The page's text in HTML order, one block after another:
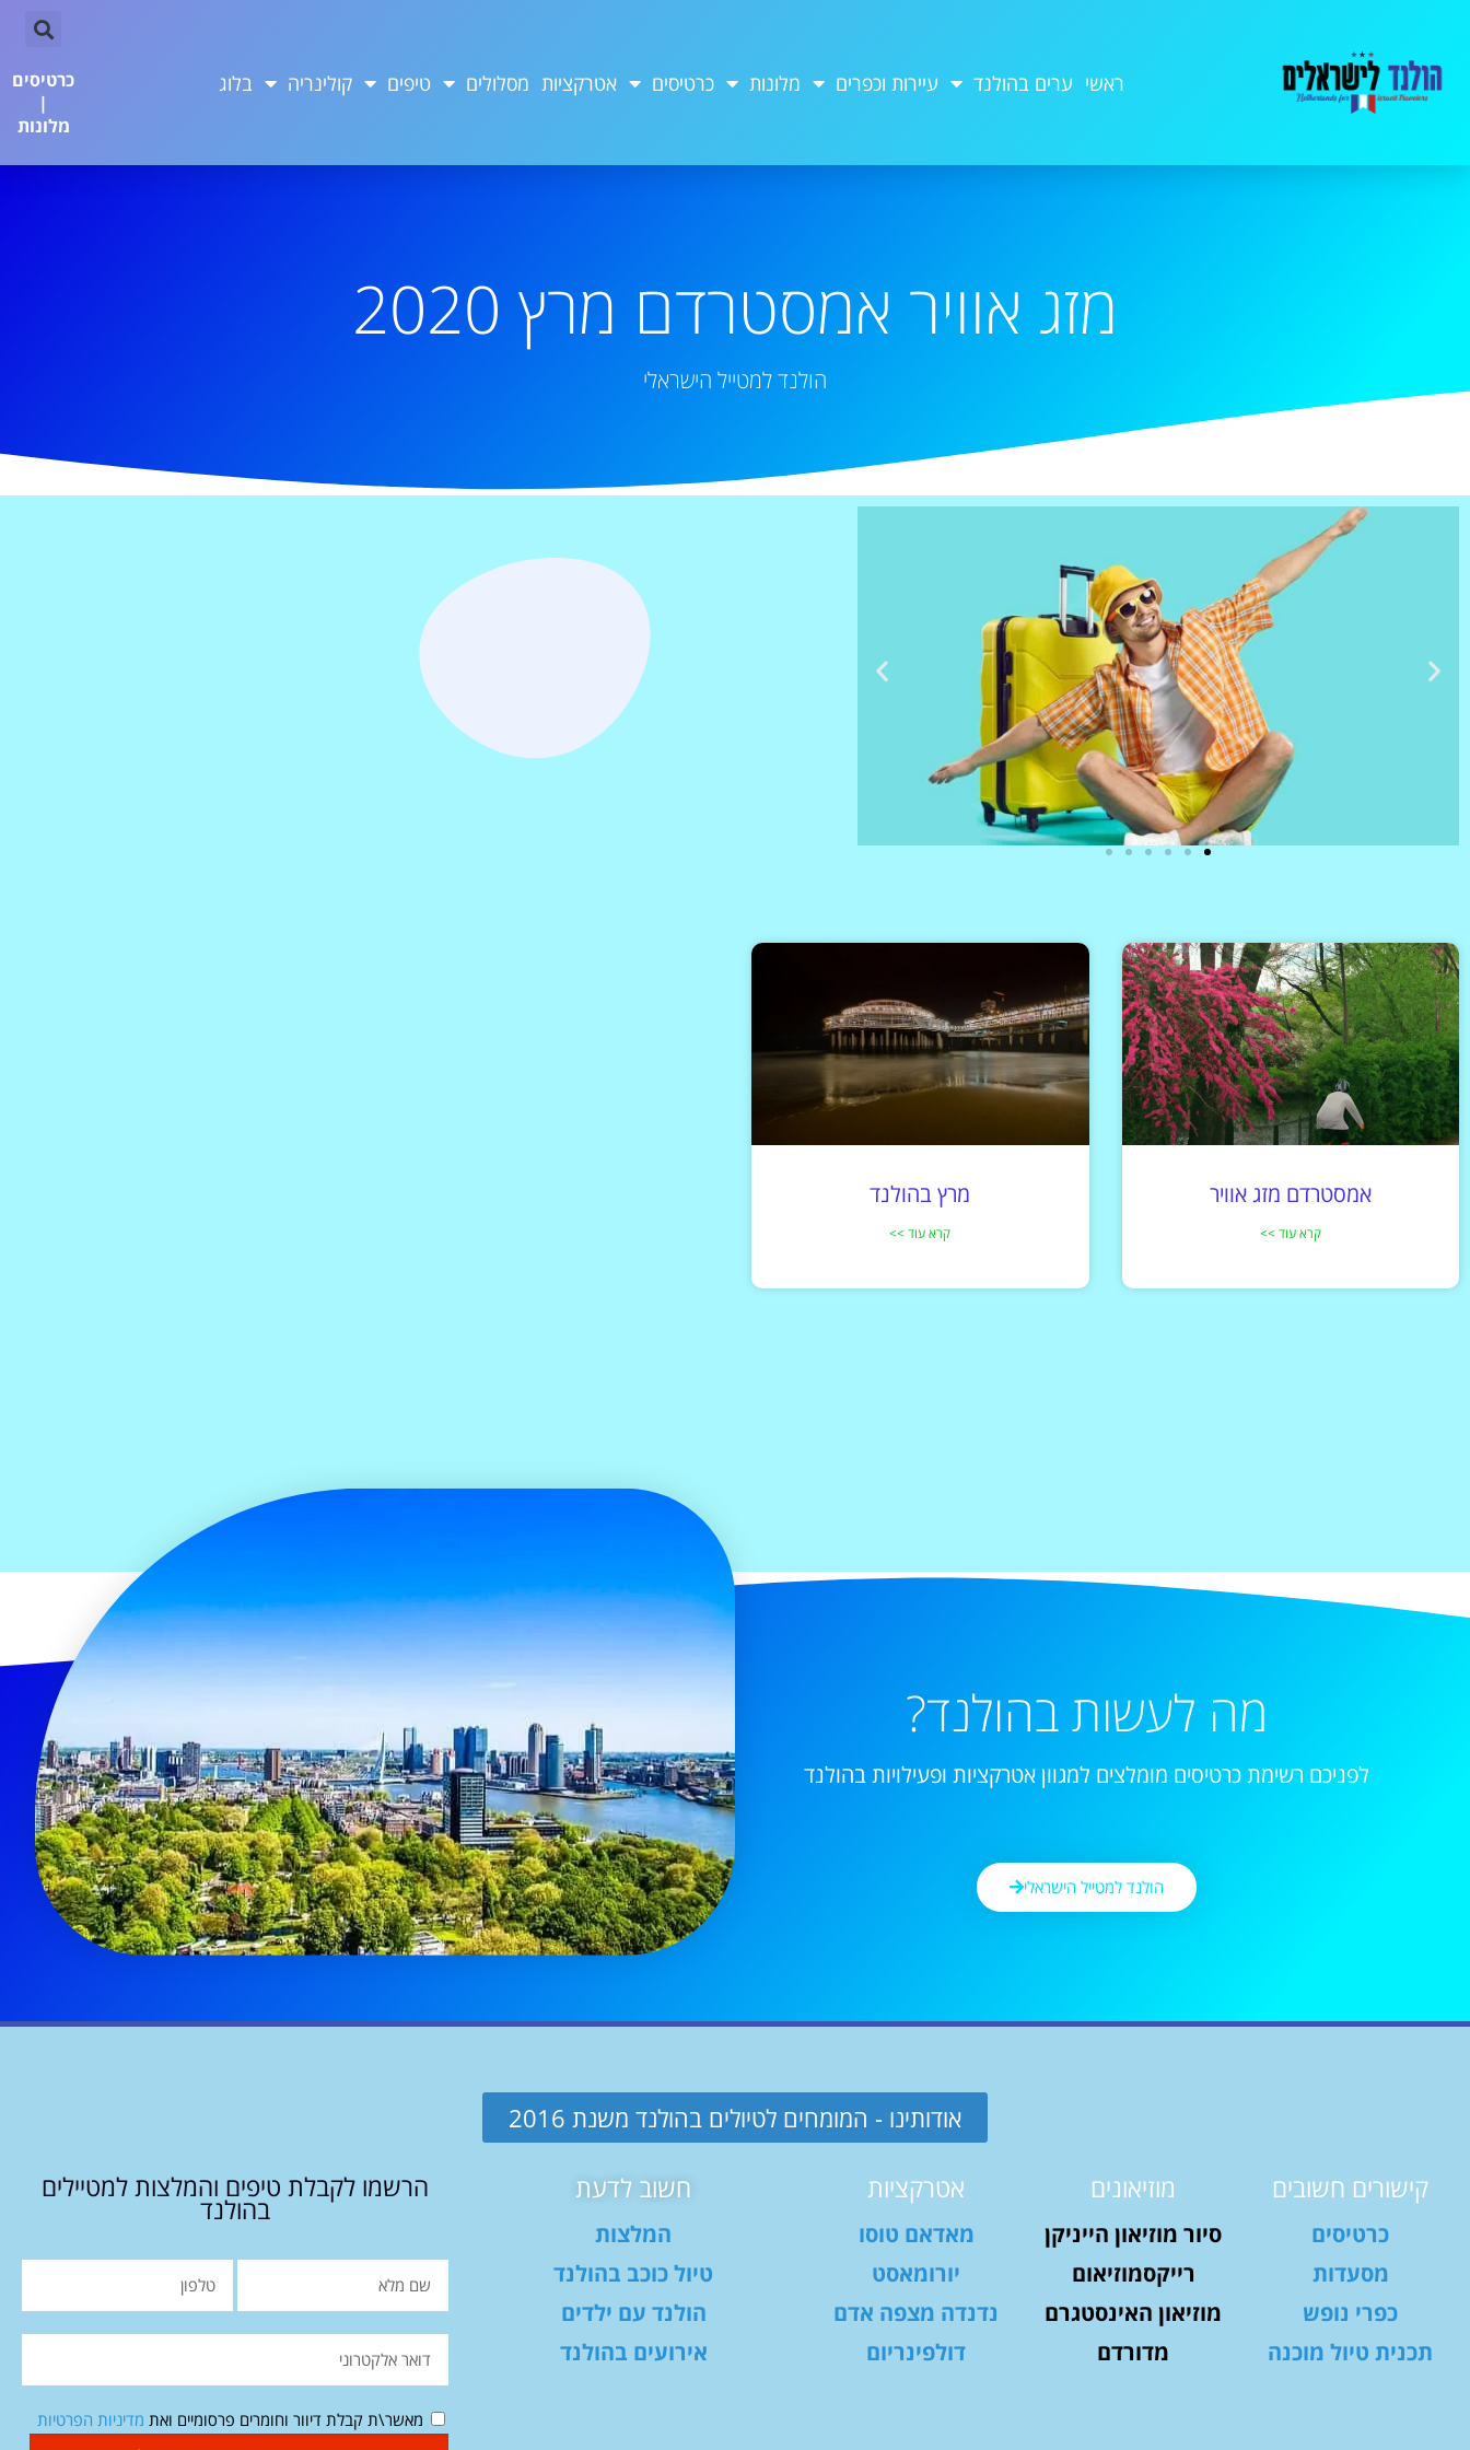
ראשי ערים בהולנד עיירות וכפרים מלונות כרטיסים אטרקציות מסלולים טיפים קולינריה בלוג
כרטיסים
|
מלונות
מזג אוויר אמסטרדם מרץ 2020
הולנד למטייל הישראלי
אמסטרדם מזג אוויר
קרא עוד >>
מרץ בהולנד
קרא עוד >>
מה לעשות בהולנד?
לפניכם רשימת כרטיסים מומלצים למגוון אטרקציות ופעילויות בהולנד
הולנד למטייל הישראלי
אודותינו - המומחים לטיולים בהולנד משנת 2016
קישורים חשובים
כרטיסים
מסעדות
כפרי נופש
תכנית טיול מוכנה
מוזיאונים
סיור מוזיאון הייניקן
רייקסמוזיאום
מוזיאון האינסטגרם
מדורדם
אטרקציות
מאדאם טוסו
יורומאסט
נדנדה מצפה אדם
דולפינריום
חשוב לדעת
המלצות
טיול כוכב בהולנד
הולנד עם ילדים
אירועים בהולנד
הרשמו לקבלת טיפים והמלצות למטיילים
בהולנד
מאשר\ת קבלת דיוור וחומרים פרסומיים ואת מדיניות הפרטיות